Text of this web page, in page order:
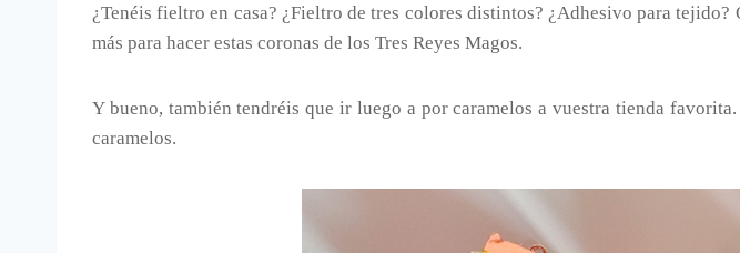
¿Tenéis fieltro en casa? ¿Fieltro de tres colores distintos? ¿Adhesivo para
más para hacer estas coronas de los Tres Reyes Magos.
Y bueno, también tendréis que ir luego a por caramelos a vuestra tienda
caramelos.